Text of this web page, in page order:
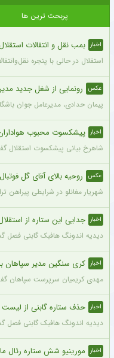
پربحث ترین ها
اخبار بمب نقل و انتقالات
استقلال در حالی با پنجره
عکس رونمایی از شغل جدید
پیمان حدادی، مدیرعامل جوان
اخبار پیشکسوت محبوب هواداران
شاهرخ بیانی پیشکسوت استقلال
عکس روحیه بالای آقای گل
شهریار مغانلو در شرایطی پیراهن
اخبار جدایی این ستاره از
دیدیه اندونگ هافبک گابنی فصل
اخبار کری سنگین مدیر سپاهان
مهدی کریمیان سرپرست سپاهان
اخبار حذف ستاره گابنی از لیست
دیدیه اندونگ هافبک گابنی فصل
اخبار مورینیو شش ستاره رئال